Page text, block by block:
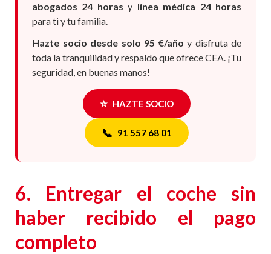
abogados 24 horas y línea médica 24 horas
para ti y tu familia.
Hazte socio desde solo 95 €/año y disfruta de
toda la tranquilidad y respaldo que ofrece CEA. ¡Tu
seguridad, en buenas manos!
⭐ HAZTE SOCIO
📞 91 557 68 01
6. Entregar el coche sin
haber recibido el pago
completo